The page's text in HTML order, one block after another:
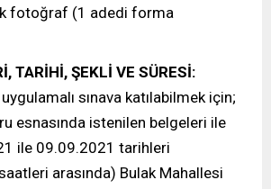
fotoğraf (1 adedi forma
TARİHİ, ŞEKLİ VE SÜRESİ:
sınava katılabilmek için;
esnasında istenilen belgeleri ile
ile 09.09.2021 tarihleri
arasında) Bulak Mahallesi